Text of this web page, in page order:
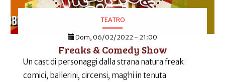
TEATRO
Dom, 06/02/2022 - 21:00
Freaks & Comedy Show
Un cast di personaggi dalla strana natura freak:
comici, ballerini, circensi, maghi in tenuta